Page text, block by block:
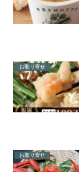
お取り寄せ
お取り寄せ